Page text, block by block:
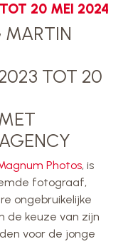
20 MEI 2024
MARTIN
TOT 20
Photos, is
fotograaf,
ongebruikelijke
de keuze van zijn
voor de jonge